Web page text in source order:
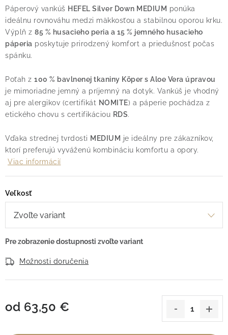
Páperový vankúš HEFEL Silver Down MEDIUM ponúka
ideálnu rovnováhu medzi mäkkosťou a stabilnou oporou krku.
Výplň z 85 % husacieho peria a 15 % jemného husacieho
páperia poskytuje prirodzený komfort a priedušnosť počas
spánku.
Poťah z 100 % bavlnenej tkaniny Köper s Aloe Vera úpravou
je mimoriadne jemný a príjemný na dotyk. Vankúš je vhodný
aj pre alergikov (certifikát NOMITE) a páperie pochádza z
etického chovu s certifikáciou RDS.
Vďaka strednej tvrdosti MEDIUM je ideálny pre zákazníkov,
ktorí preferujú vyváženú kombináciu komfortu a opory.
Viac informácií
Veľkosť
Možnosti doručenia
od 63,50 €